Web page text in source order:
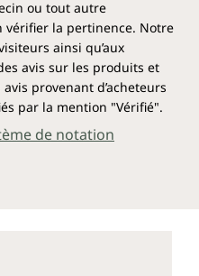
ou tout autre
vérifier la pertinence. Notre
ainsi qu’aux
avis sur les produits et
provenant d’acheteurs
par la mention "Vérifié".
de notation